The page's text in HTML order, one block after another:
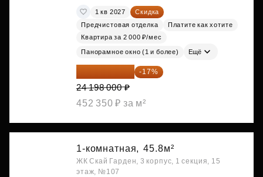
1 кв 2027
Скидка
Предчистовая отделка
Платите как хотите
Квартира за 2 000 ₽/мес
Панорамное окно (1 и более) Ещё
20 084 340 ₽ -17%
24 198 000 ₽
452 350 ₽ за м²
1-комнатная, 45.8м²
ЖК Скай Гарден, 3 корпус, 1 секция, 15
этаж, №107